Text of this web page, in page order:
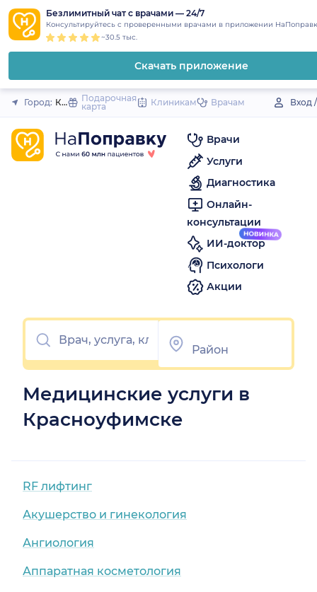
to
content
Безлимитный чат с врачами — 24/7
Консультируйтесь с проверенными врачами в приложении
~30.5 тыс.
Скачать приложение
Закрыть
Город: Красноуфимск
Подарочная
карта
Клиникам Врачам Вход
Врачи
Услуги
Диагностика
Онлайн-
консультации
ИИ-доктор
Психологи
Акции
Медицинские услуги в
Красноуфимске
RF лифтинг
Акушерство и гинекология
Ангиология
Аппаратная косметология